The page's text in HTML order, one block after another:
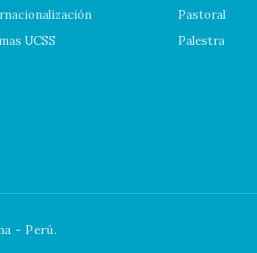
UCSS
Pastoral
Palestra
- Perú.